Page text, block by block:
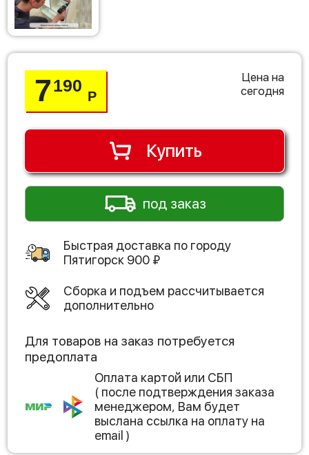
7190
Р
Цена на
сегодня
Купить
под заказ
Быстрая доставка по городу
Пятигорск 900 ₽
Сборка и подъем рассчитывается
дополнительно
Для товаров на заказ потребуется
предоплата
Оплата картой или СБП
( после подтверждения заказа
менеджером, Вам будет
выслана ссылка на оплату на
email )